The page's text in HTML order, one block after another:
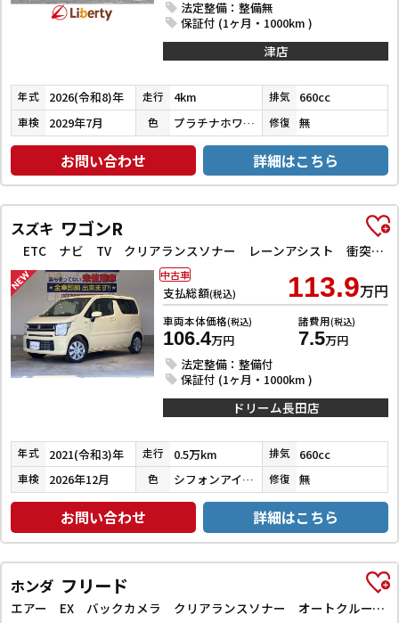
法定整備：整備無
保証付 (1ヶ月・1000km )
津店
年式 2026(令和8)年 走行 4km 排気 660cc
車検 2029年7月 色 プラチナホワイトパール 修復 無
お問い合わせ 詳細はこちら
スズキ ワゴンR
ETC ナビ TV クリアランスソナー レーンアシスト 衝突被害軽減システム オートライト スマートキー アイドリングストップ 電動格納ミラー シートヒーター ベンチシート CVT ESC CD
支払総額(税込) 113.9万円
車両本体価格(税込)
106.4万円
諸費用(税込)
7.5万円
法定整備：整備付
保証付 (1ヶ月・1000km )
中古車
ドリーム長田店
年式 2021(令和3)年 走行 0.5万km 排気 660cc
車検 2026年12月 色 シフォンアイボリーメタリック 修復 無
お問い合わせ 詳細はこちら
ホンダ フリード
エアー EX バックカメラ クリアランスソナー オートクルーズコントロール レーンアシスト 衝突被害軽減システム 両側電動スライドドア オートライト LEDヘッドランプ スマートキー 電動格納ミラー シートヒーター